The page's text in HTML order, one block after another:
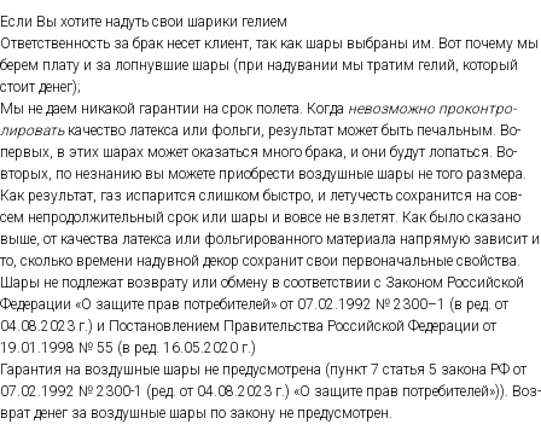
Ес­ли Вы хо­тите на­дуть свои ша­рики ге­ли­ем
От­ветс­твен­ность за брак не­сет кли­ент, так как ша­ры выб­ра­ны им. Вот по­чему мы
бе­рем пла­ту и за лоп­нувшие ша­ры (при на­дува­нии мы тра­тим ге­лий, ко­торый
сто­ит де­нег);
Мы не да­ем ни­какой га­ран­тии на срок по­лета. Ког­да не­воз­можно про­кон­тро­
лиро­ватька­чес­тво ла­тек­са или фоль­ги, ре­зуль­тат мо­жет быть пе­чаль­ным. Во-
пер­вых, в этих ша­рах мо­жет ока­зать­ся мно­го бра­ка, и они бу­дут ло­пать­ся. Во-
вто­рых, по нез­на­нию вы мо­жете при­об­рести воз­душные ша­ры не то­го раз­ме­ра.
Как ре­зуль­тат, газ ис­па­рит­ся слиш­ком быс­тро, и ле­тучесть сох­ра­нит­ся на сов­
сем неп­ро­дол­жи­тель­ный срок или ша­ры и вов­се не взле­тят. Как бы­ло ска­зано
вы­ше, от ка­чес­тва ла­тек­са или фоль­ги­рован­но­го ма­тери­ала нап­ря­мую за­висит и
то, сколь­ко вре­мени на­дув­ной де­кор сох­ра­нит свои пер­во­началь­ные свой­ства.
Ша­ры не под­ле­жат воз­вра­ту или об­ме­ну в со­от­ветс­твии с За­коном Рос­сий­ской
Фе­дера­ции «О за­щите прав пот­ре­бите­лей» от 07.02.1992 № 2300–1 (в ред. от
04.08.2023 г.) и Пос­та­нов­ле­ни­ем Пра­витель­ства Рос­сий­ской Фе­дера­ции от
19.01.1998 № 55 (в ред. 16.05.2020 г.)
Га­ран­тия на воз­душные ша­ры не пре­дус­мотре­на (пункт 7 статья 5 за­кона РФ от
07.02.1992 № 2300-1 (ред. от 04.08.2023 г.) «О за­щите прав пот­ре­бите­лей»)). Воз­
врат де­нег за воз­душные ша­ры по за­кону не пре­дус­мотрен.